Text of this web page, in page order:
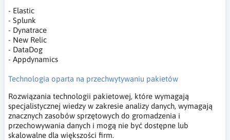
- Elastic
- Splunk
- Dynatrace
- New Relic
- DataDog
- Appdynamics
Technologia oparta na przechwytywaniu pakietów
Rozwiązania technologii pakietowej, które wymagają
specjalistycznej wiedzy w zakresie analizy danych, wymagają
znacznych zasobów sprzętowych do gromadzenia i
przechowywania danych i mogą nie być dostępne lub
skalowalne dla większości firm.